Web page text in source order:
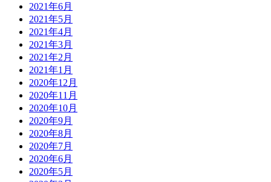
2021年6月
2021年5月
2021年4月
2021年3月
2021年2月
2021年1月
2020年12月
2020年11月
2020年10月
2020年9月
2020年8月
2020年7月
2020年6月
2020年5月